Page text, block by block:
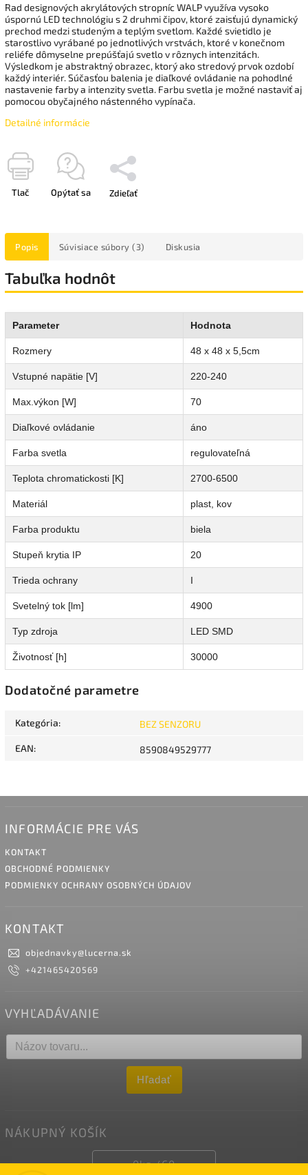
Rad designových akrylátových stropníc WALP využíva vysoko
úspornú LED technológiu s 2 druhmi čipov, ktoré zaisťujú dynamický
prechod medzi studeným a teplým svetlom. Každé svietidlo je
starostlivo vyrábané po jednotlivých vrstvách, ktoré v konečnom
reliéfe dômyselne prepúšťajú svetlo v rôznych intenzitách.
Výsledkom je abstraktný obrazec, ktorý ako stredový prvok ozdobí
každý interiér. Súčasťou balenia je diaľkové ovládanie na pohodlné
nastavenie farby a intenzity svetla. Farbu svetla je možné nastaviť aj
pomocou obyčajného nástenného vypínača.
Detailné informácie
Tlač Opýtať sa Zdieľať
Popis Súvisiace súbory (3) Diskusia
Tabuľka hodnôt
Parameter Hodnota
Rozmery 48 x 48 x 5,5cm
Vstupné napätie [V] 220-240
Max.výkon [W] 70
Diaľkové ovládanie áno
Farba svetla regulovateľná
Teplota chromatickosti [K] 2700-6500
Materiál plast, kov
Farba produktu biela
Stupeň krytia IP 20
Trieda ochrany I
Svetelný tok [lm] 4900
Typ zdroja LED SMD
Životnosť [h] 30000
Dodatočné parametre
Kategória: BEZ SENZORU
EAN: 8590849529777
INFORMÁCIE PRE VÁS
KONTAKT
OBCHODNÉ PODMIENKY
PODMIENKY OCHRANY OSOBNÝCH ÚDAJOV
KONTAKT
objednavky@lucerna.sk
+421465420569
VYHĽADÁVANIE
Hľadať
NÁKUPNÝ KOŠÍK
0ks /€0